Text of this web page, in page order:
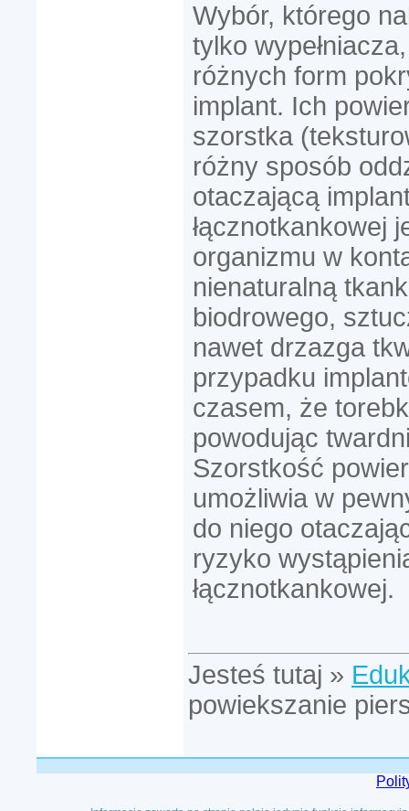
Wybór, którego
tylko
różnych form
implant. Ich
szorstka
różny sposób
otaczającą
łącznotkankowej
organizmu w
nienaturalną
biodrowego,
nawet drzazga
przypadku
czasem, że
powodując
Szorstkość
umożliwia w
do niego
ryzyko
łącznotkankowej.
Jesteś tutaj »
powiekszanie